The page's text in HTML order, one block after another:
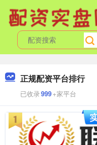
正规配资平台排行
已收录999+家平台